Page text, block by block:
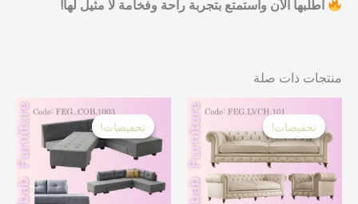
اطلبها الآن واستمتع بتجربة راحة وفخامة لا مثيل لها!
منتجات ذات صلة
تخفيضات!
تخفيضات!
السعر:
من
خلال
الأشكال
المختلفة
تخفيضات!
تخفيضات!
الأصلي
هو:
38,000.00 EGP.